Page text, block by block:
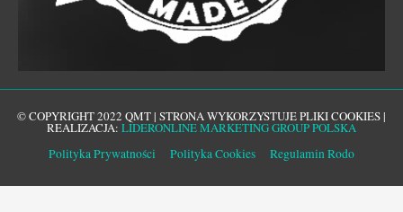
© COPYRIGHT 2022 QMT | STRONA WYKORZYSTUJE PLIKI COOKIES |
REALIZACJA: LIDERONLINE MARKETING GROUP POLSKA
Polityka Prywatności
Polityka Cookies Regulamin Rodo